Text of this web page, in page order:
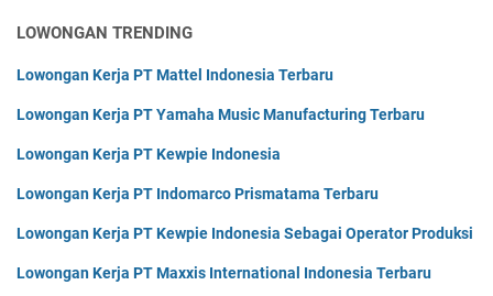
LOWONGAN TRENDING
Lowongan Kerja PT Mattel Indonesia Terbaru
Lowongan Kerja PT Yamaha Music Manufacturing Terbaru
Lowongan Kerja PT Kewpie Indonesia
Lowongan Kerja PT Indomarco Prismatama Terbaru
Lowongan Kerja PT Kewpie Indonesia Sebagai Operator Produksi
Lowongan Kerja PT Maxxis International Indonesia Terbaru